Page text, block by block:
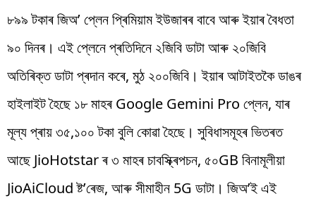
৮৯৯ টকাৰ জিঅ’ প্লেন প্ৰিমিয়াম ইউজাৰৰ বাবে আৰু ইয়াৰ বৈধতা
৯০ দিনৰ। এই প্লেনে প্ৰতিদিনে ২জিবি ডাটা আৰু ২০জিবি
অতিৰিক্ত ডাটা প্ৰদান কৰে, মুঠ ২০০জিবি। ইয়াৰ আটাইতকৈ ডাঙৰ
হাইলাইট হৈছে ১৮ মাহৰ Google Gemini Pro প্লেন, যাৰ
মূল্য প্ৰায় ৩৫,১০০ টকা বুলি কোৱা হৈছে। সুবিধাসমূহৰ ভিতৰত
আছে JioHotstar ৰ ৩ মাহৰ চাবস্ক্ৰিপচন, ৫০GB বিনামূলীয়া
JioAiCloud ষ্ট’ৰেজ, আৰু সীমাহীন 5G ডাটা। জিঅ’ই এই